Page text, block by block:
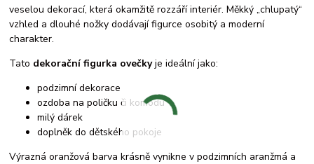
veselou dekorací, která okamžitě rozzáří interiér. Měkký „chlupatý“
vzhled a dlouhé nožky dodávají figurce osobitý a moderní
charakter.
Tato dekorační figurka ovečkyje ideální jako:
podzimní dekorace
ozdoba na poličku či komodu
milý dárek
doplněk do dětského pokoje
Výrazná oranžová barva krásně vynikne v podzimních aranžmá a